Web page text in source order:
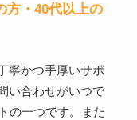
方・40代以上の
寧かつ手厚いサポ
い合わせがいつで
の一つです。また